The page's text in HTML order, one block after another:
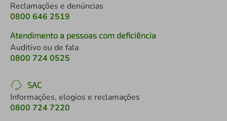
Reclamações e denúncias
0800 646 2519
Atendimento a pessoas com deficiência
Auditivo ou de fala
0800 724 0525
SAC
Informações, elogios e reclamações
0800 724 7220